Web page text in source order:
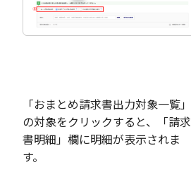
「おまとめ請求書出力対象一覧」
の対象をクリックすると、「請求
書明細」欄に明細が表示されま
す。